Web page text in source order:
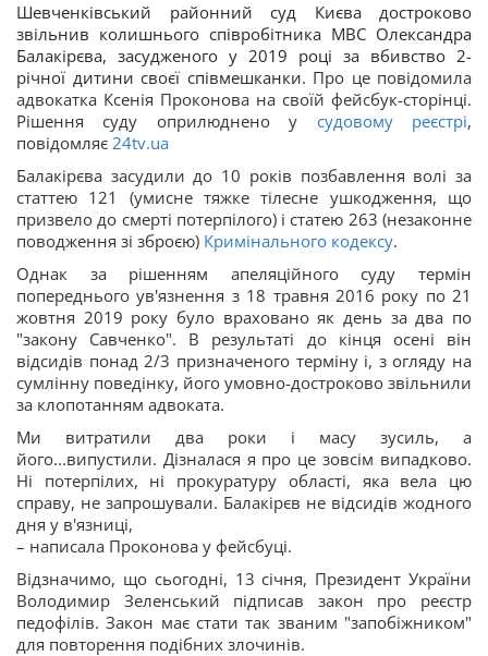
Шевченківський районний суд Києва достроково
звільнив колишнього співробітника МВС Олександра
Балакірєва, засудженого у 2019 році за вбивство 2-
річної дитини своєї співмешканки. Про це повідомила
адвокатка Ксенія Проконова на своїй фейсбук-сторінці.
Рішення суду оприлюднено у судовому реєстрі,
повідомляє 24tv.ua
Балакірєва засудили до 10 років позбавлення волі за
статтею 121 (умисне тяжке тілесне ушкодження, що
призвело до смерті потерпілого) і статею 263 (незаконне
поводження зі зброєю) Кримінального кодексу.
Однак за рішенням апеляційного суду термін
попереднього ув'язнення з 18 травня 2016 року по 21
жовтня 2019 року було враховано як день за два по
"закону Савченко". В результаті до кінця осені він
відсидів понад 2/3 призначеного терміну і, з огляду на
сумлінну поведінку, його умовно-достроково звільнили
за клопотанням адвоката.
Ми витратили два роки і масу зусиль, а
його...випустили. Дізналася я про це зовсім випадково.
Ні потерпілих, ні прокуратуру області, яка вела цю
справу, не запрошували. Балакірєв не відсидів жодного
дня у в'язниці,
– написала Проконова у фейсбуці.
Відзначимо, що сьогодні, 13 січня, Президент України
Володимир Зеленський підписав закон про реєстр
педофілів. Закон має стати так званим "запобіжником"
для повторення подібних злочинів.